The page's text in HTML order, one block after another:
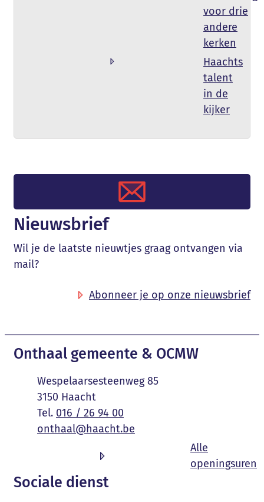
voor drie
andere
kerken
Haachts
talent
in de
kijker
Nieuwsbrief
Wil je de laatste nieuwtjes graag ontvangen via
mail?
Abonneer je op onze nieuwsbrief
Contact & openingsuren
Onthaal gemeente & OCMW
AdresWespelaarsesteenweg 85
,3150 Haacht
016 / 26 94 00
E-mailonthaal@haacht.be
Alle
openingsuren
Sociale dienst